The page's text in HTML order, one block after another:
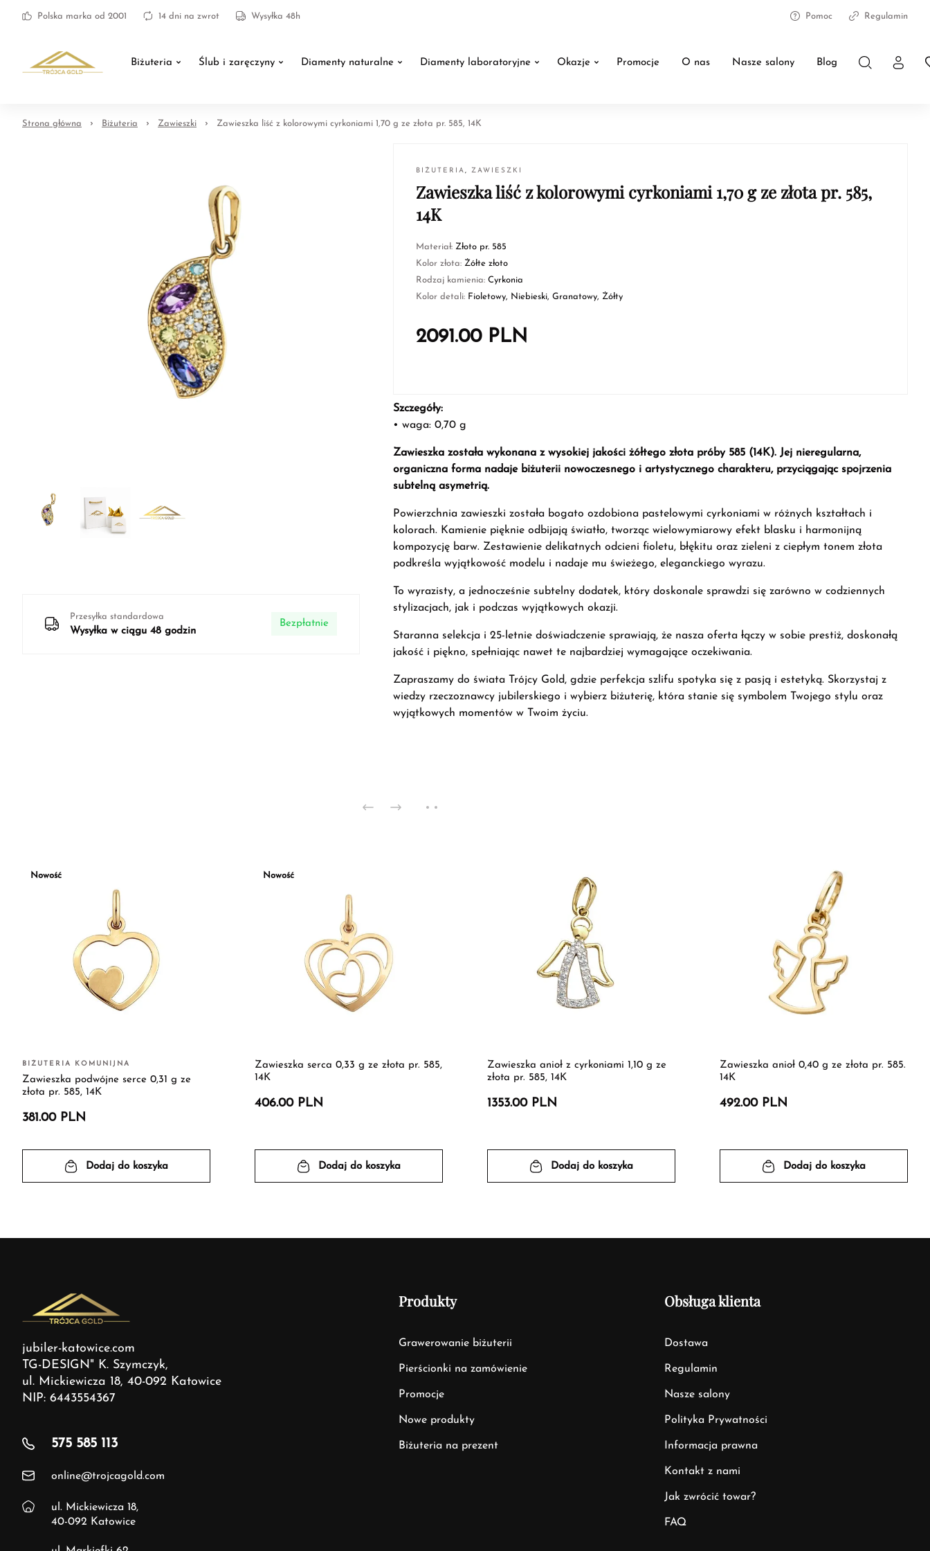
Polska marka od 2001 14 dni na zwrot Wysyłka 48h Pomoc Regulamin
Biżuteria Ślub i zaręczyny Diamenty naturalne Diamenty laboratoryjne Okazje Promocje O nas Nasze salony Blog
Strona główna Biżuteria Zawieszki Zawieszka liść z kolorowymi cyrkoniami 1,70 g ze złota pr. 585, 14K
Przesyłka standardowa
Wysyłka w ciągu 48 godzin
Bezpłatnie
BIŻUTERIA, ZAWIESZKI
Zawieszka liść z kolorowymi cyrkoniami 1,70 g ze złota pr. 585,
14K
Materiał: Złoto pr. 585
Kolor złota: Żółte złoto
Rodzaj kamienia: Cyrkonia
Kolor detali: Fioletowy, Niebieski, Granatowy, Żółty
2091.00PLN
Szczegóły:
• waga: 0,70 g
Zawieszka została wykonana z wysokiej jakości żółtego złota próby 585 (14K). Jej nieregularna,
organiczna forma nadaje biżuterii nowoczesnego i artystycznego charakteru, przyciągając spojrzenia
subtelną asymetrią.
Powierzchnia zawieszki została bogato ozdobiona pastelowymi cyrkoniami w różnych kształtach i
kolorach. Kamienie pięknie odbijają światło, tworząc wielowymiarowy efekt blasku i harmonijną
kompozycję barw. Zestawienie delikatnych odcieni fioletu, błękitu oraz zieleni z ciepłym tonem złota
podkreśla wyjątkowość modelu i nadaje mu świeżego, eleganckiego wyrazu.
To wyrazisty, a jednocześnie subtelny dodatek, który doskonale sprawdzi się zarówno w codziennych
stylizacjach, jak i podczas wyjątkowych okazji.
Staranna selekcja i 25-letnie doświadczenie sprawiają, że nasza oferta łączy w sobie prestiż, doskonałą
jakość i piękno, spełniając nawet te najbardziej wymagające oczekiwania.
Zapraszamy do świata Trójcy Gold, gdzie perfekcja szlifu spotyka się z pasją i estetyką. Skorzystaj z
wiedzy rzeczoznawcy jubilerskiego i wybierz biżuterię, która stanie się symbolem Twojego stylu oraz
wyjątkowych momentów w Twoim życiu.
Nowość
BIŻUTERIA KOMUNIJNA
Zawieszka podwójne serce 0,31 g ze
złota pr. 585, 14K
381.00 PLN
Dodaj do koszyka
Nowość
Zawieszka serca 0,33 g ze złota pr. 585,
14K
406.00 PLN
Dodaj do koszyka
Zawieszka anioł z cyrkoniami 1,10 g ze
złota pr. 585, 14K
1353.00 PLN
Dodaj do koszyka
Zawieszka anioł 0,40 g ze złota pr. 585.
14K
492.00 PLN
Dodaj do koszyka
jubiler-katowice.com
TG-DESIGN" K. Szymczyk,
ul. Mickiewicza 18, 40-092 Katowice
NIP: 6443554367
575 585 113
online@trojcagold.com
ul. Mickiewicza 18,
40-092 Katowice
Produkty
Grawerowanie biżuterii
Pierścionki na zamówienie
Promocje
Nowe produkty
Biżuteria na prezent
Obsługa klienta
Dostawa
Regulamin
Nasze salony
Polityka Prywatności
Informacja prawna
Kontakt z nami
Jak zwrócić towar?
FAQ